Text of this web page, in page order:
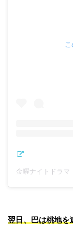
翌日、巴は桃地を